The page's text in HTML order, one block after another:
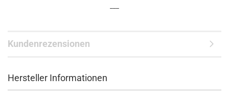
Kundenrezensionen
Hersteller Informationen